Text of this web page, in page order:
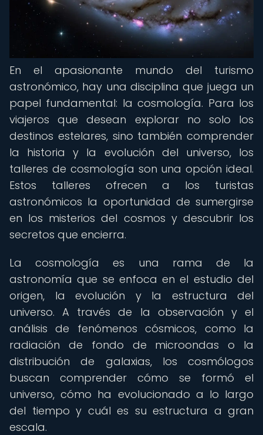
En el apasionante mundo del turismo
astronómico, hay una disciplina que juega un
papel fundamental: la cosmología. Para los
viajeros que desean explorar no solo los
destinos estelares, sino también comprender
la historia y la evolución del universo, los
talleres de cosmología son una opción ideal.
Estos talleres ofrecen a los turistas
astronómicos la oportunidad de sumergirse
en los misterios del cosmos y descubrir los
secretos que encierra.
La cosmología es una rama de la
astronomía que se enfoca en el estudio del
origen, la evolución y la estructura del
universo. A través de la observación y el
análisis de fenómenos cósmicos, como la
radiación de fondo de microondas o la
distribución de galaxias, los cosmólogos
buscan comprender cómo se formó el
universo, cómo ha evolucionado a lo largo
del tiempo y cuál es su estructura a gran
escala.